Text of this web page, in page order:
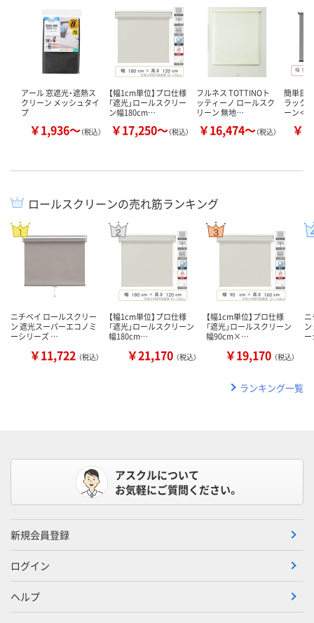
アール 窓遮光・遮熱ス
クリーン メッシュタイ
プ
￥1,936～（税込）
【幅1cm単位】プロ仕様
「遮光」ロールスクリー
ン幅180cm…
￥17,250～（税込）
フルネス TOTTINOト
ッティーノ ロールスク
リーン 無地…
￥16,474～（税込）
簡単目
ラック
ーン＜
￥
ロールスクリーンの売れ筋ランキング
ニチベイ ロールスクリー
ン 遮光スーパーエコノミ
ーシリーズ …
￥11,722 （税込）
【幅1cm単位】プロ仕様
「遮光」ロールスクリーン
幅180cm…
￥21,170 （税込）
【幅1cm単位】プロ仕様
「遮光」ロールスクリーン
幅90cm×…
￥19,170 （税込）
ランキング一覧
アスクルについて
お気軽にご質問ください。
新規会員登録
ログイン
ヘルプ